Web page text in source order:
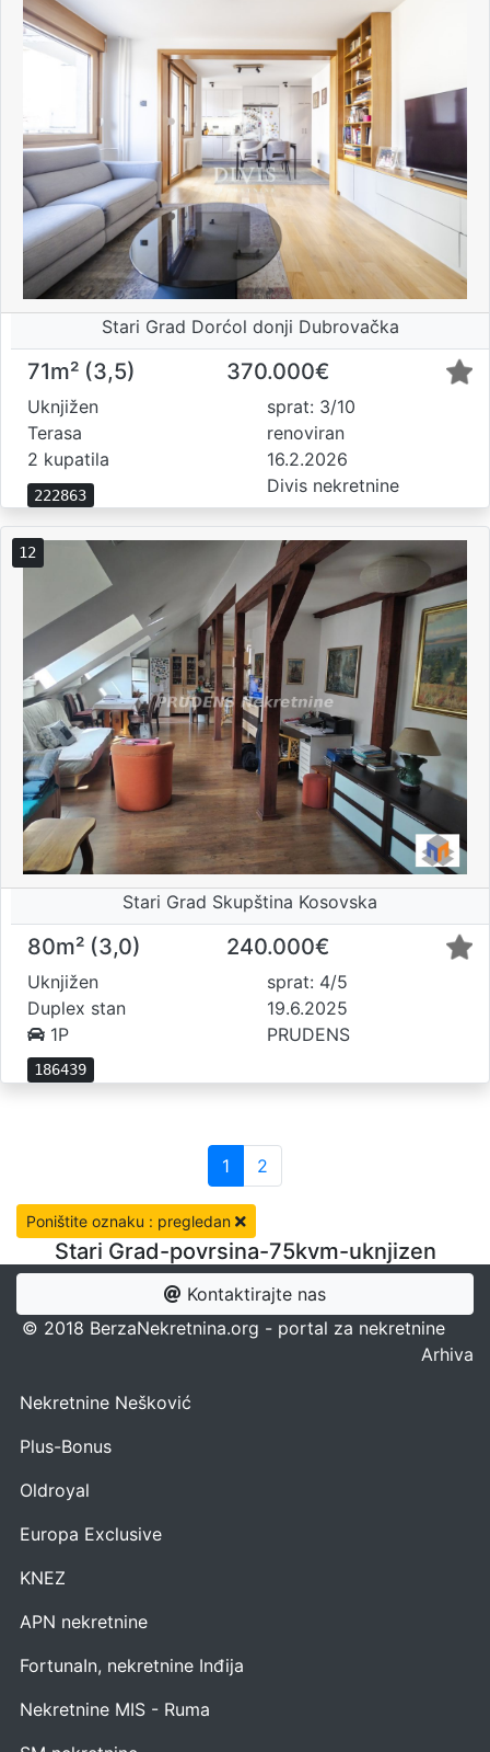
Stari Grad Dorćol donji Dubrovačka
71m² (3,5) 370.000€
Uknjižen
Terasa
2 kupatila
222863
sprat: 3/10
renoviran
16.2.2026
Divis nekretnine
12
Stari Grad Skupština Kosovska
80m² (3,0) 240.000€
Uknjižen
Duplex stan
1P
186439
sprat: 4/5
19.6.2025
PRUDENS
1 2
Poništite oznaku : pregledan
Stari Grad-povrsina-75kvm-uknjizen
Kontaktirajte nas
© 2018 BerzaNekretnina.org - portal za nekretnine
Arhiva
Nekretnine Nešković
Plus-Bonus
Oldroyal
Europa Exclusive
KNEZ
APN nekretnine
FortunaIn, nekretnine Inđija
Nekretnine MIS - Ruma